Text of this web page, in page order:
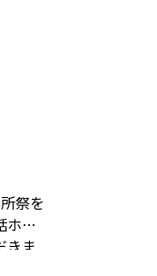
祭を
ホー
きま